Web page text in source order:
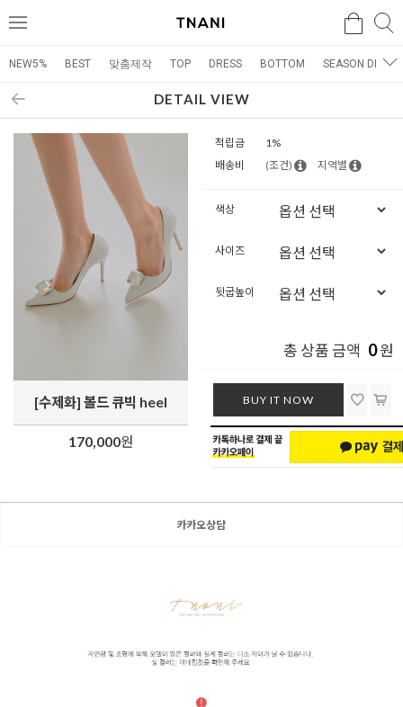
메
검색
NEW5% BEST 맞춤제작 TOP DRESS BOTTOM SEASON DRESS
DETAIL VIEW
[수제화] 볼드 큐빅 heel
170,000원
적립금
1%
배송비
(조건) 지역별
색상
사이즈
뒷굽높이
총 상품 금액 0원
BUY IT NOW
카카오상담